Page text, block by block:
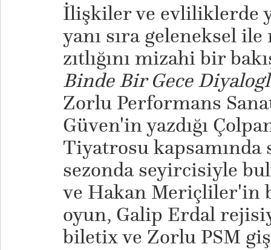
İlişkiler ve evliliklerde
yanı sıra geleneksel
zıtlığını mizahi bir
Binde Bir Gece
Zorlu Performans
Güven'in yazdığı
Tiyatrosu kapsamında
sezonda seyircisiyle
ve Hakan Meriçliler'in
oyun, Galip Erdal
biletix ve Zorlu PSM